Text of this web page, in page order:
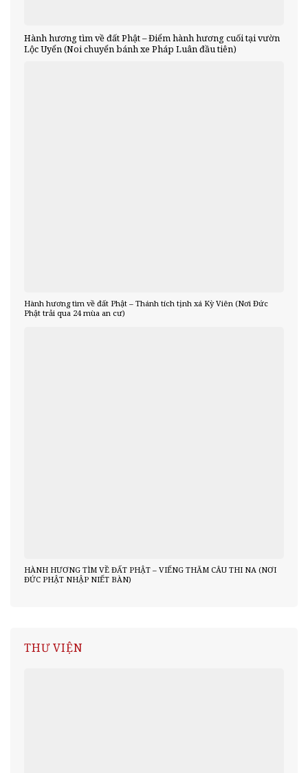
Hành hương tìm về đất Phật – Điểm hành hương cuối tại vườn
Lộc Uyển (Noi chuyển bánh xe Pháp Luân đầu tiên)
Hành hương tìm về đất Phật – Thánh tích tịnh xá Kỳ Viên (Nơi Đức
Phật trải qua 24 mùa an cư)
HÀNH HƯƠNG TÌM VỀ ĐẤT PHẬT – VIẾNG THĂM CÂU THI NA (NƠI
ĐỨC PHẬT NHẬP NIẾT BÀN)
THƯ VIỆN